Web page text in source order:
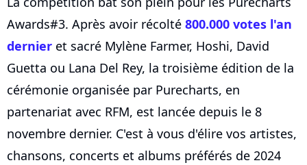
Awards#3. Après avoir récolté 800.000 votes l'an
dernier et sacré Mylène Farmer, Hoshi, David
Guetta ou Lana Del Rey, la troisième édition de la
cérémonie organisée par Purecharts, en
partenariat avec RFM, est lancée depuis le 8
novembre dernier. C'est à vous d'élire vos artistes,
chansons, concerts et albums préférés de 2024